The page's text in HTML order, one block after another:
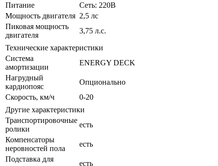
Питание
Сеть: 220В
Мощность двигателя 2,5 лс
Пиковая мощность
двигателя
3,75 л.с.
Технические характеристики
Система
амортизации
ENERGY DECK
Нагрудный
кардиопояс
Опционально
Скорость, км/ч
0-20
Другие характеристики
Транспортировочные
ролики
есть
Компенсаторы
неровностей пола
есть
Подставка для
есть